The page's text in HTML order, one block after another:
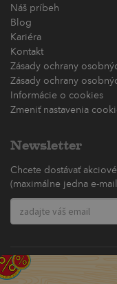
Náš príbeh
Blog
Kariéra
Kontakt
Zásady ochrany
Zásady ochrany
Informácie o cookies
Zmeniť nastavenia
Newsletter
Chcete dostávať
(maximálne jedna e-